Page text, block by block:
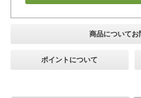
商品についてお
ポイントについて